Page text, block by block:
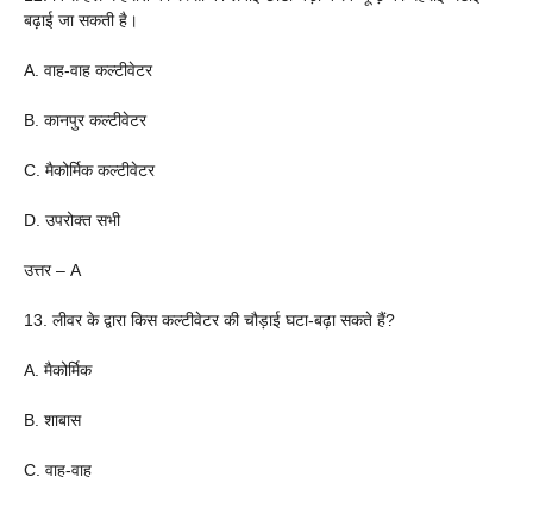
बढ़ाई जा सकती है।
A. वाह-वाह कल्टीवेटर
B. कानपुर कल्टीवेटर
C. मैकोर्मिक कल्टीवेटर
D. उपरोक्त सभी
उत्तर – A
13. लीवर के द्वारा किस कल्टीवेटर की चौड़ाई घटा-बढ़ा सकते हैं?
A. मैकोर्मिक
B. शाबास
C. वाह-वाह